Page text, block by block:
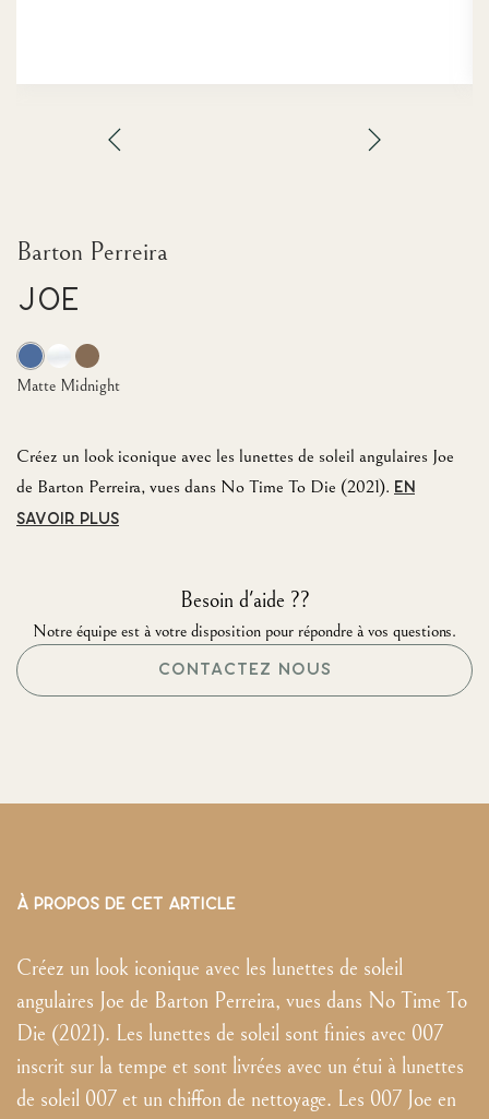
Barton Perreira
Joe
Créez un look iconique avec les lunettes de soleil angulaires Joe
de Barton Perreira, vues dans No Time To Die (2021). EN
SAVOIR PLUS
Matte Midnight
Besoin d'aide ??
Notre équipe est à votre disposition pour répondre à vos questions.
CONTACTEZ NOUS
À PROPOS DE CET ARTICLE
Créez un look iconique avec les lunettes de soleil
angulaires Joe de Barton Perreira, vues dans No Time To
Die (2021). Les lunettes de soleil sont finies avec 007
inscrit sur la tempe et sont livrées avec un étui à lunettes
de soleil 007 et un chiffon de nettoyage. Les 007 Joe en